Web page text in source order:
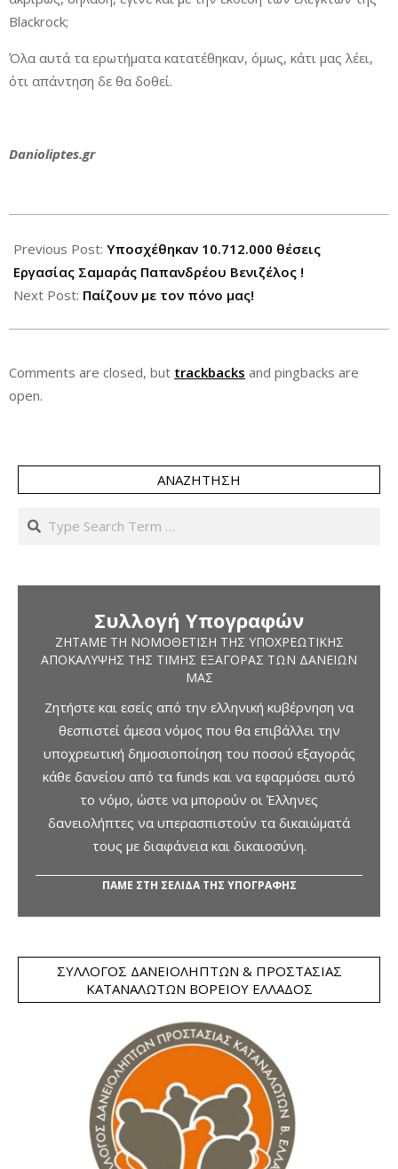
Blackrock;
Όλα αυτά τα ερωτήματα κατατέθηκαν, όμως, κάτι μας λέει,
ότι απάντηση δε θα δοθεί.
Danioliptes.gr
07-
26
Previous Post: Υποσχέθηκαν 10.712.000 θέσεις
Εργασίας Σαμαράς Παπανδρέου Βενιζέλος !
Next Post: Παίζουν με τον πόνο μας!
Comments are closed, but trackbacks and pingbacks are
open.
ΑΝΑΖΉΤΗΣΗ
Search
Συλλογή Υπογραφών
ΖΗΤΆΜΕ ΤΗ ΝΟΜΟΘΈΤΙΣΗ ΤΗΣ ΥΠΟΧΡΕΩΤΙΚΉΣ
ΑΠΟΚΆΛΥΨΗΣ ΤΗΣ ΤΙΜΉΣ ΕΞΑΓΟΡΆΣ ΤΩΝ ΔΑΝΕΊΩΝ
ΜΑΣ
Ζητήστε και εσείς από την ελληνική κυβέρνηση να
θεσπιστεί άμεσα νόμος που θα επιβάλλει την
υποχρεωτική δημοσιοποίηση του ποσού εξαγοράς
κάθε δανείου από τα funds και να εφαρμόσει αυτό
το νόμο, ώστε να μπορούν οι Έλληνες
δανειολήπτες να υπερασπιστούν τα δικαιώματά
τους με διαφάνεια και δικαιοσύνη.
ΠΑΜΕ ΣΤΗ ΣΕΛΙΔΑ ΤΗΣ ΥΠΟΓΡΑΦΗΣ
ΣΎΛΛΟΓΟΣ ΔΑΝΕΙΟΛΗΠΤΏΝ & ΠΡΟΣΤΑΣΊΑΣ
ΚΑΤΑΝΑΛΩΤΏΝ ΒΟΡΕΊΟΥ ΕΛΛΆΔΟΣ